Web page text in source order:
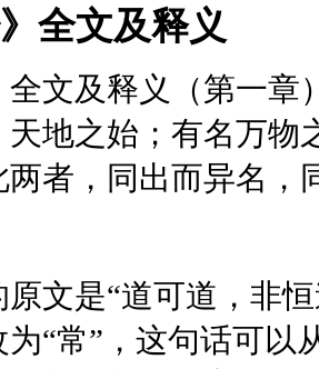
全文及释义
全文及释义（第一
地之始；有名万物
两者，同出而异名，
文是“道可道，非
为“常”，这句话可以